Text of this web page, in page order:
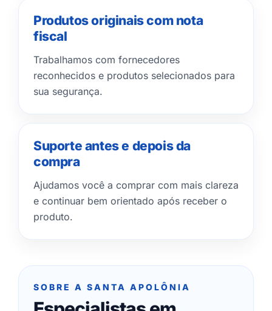
Produtos originais com nota
fiscal
Trabalhamos com fornecedores
reconhecidos e produtos selecionados para
sua segurança.
Suporte antes e depois da
compra
Ajudamos você a comprar com mais clareza
e continuar bem orientado após receber o
produto.
SOBRE A SANTA APOLÔNIA